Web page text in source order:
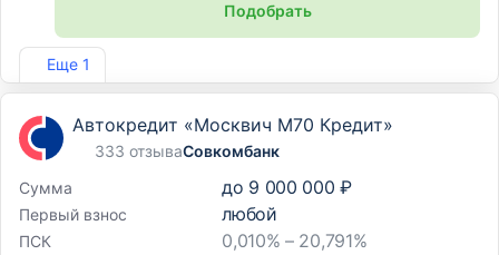
Еще 1
Подобрать
Лиц. №254
Автокредит «Москвич М70 Кредит»
333 отзываСовкомбанк
Сумма
до 9 000 000 ₽
Первый взнос любой
ПСК 0,010% – 20,791%